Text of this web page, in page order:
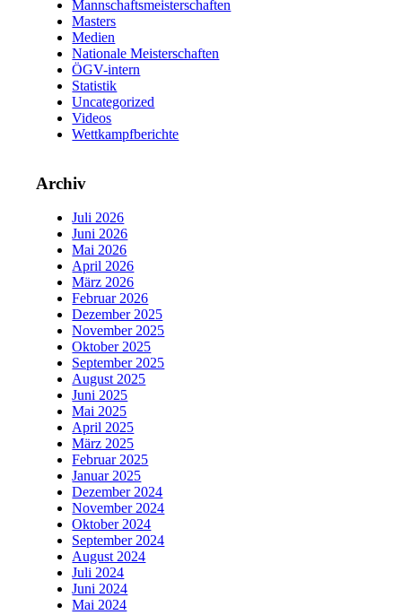
Mannschaftsmeisterschaften
Masters
Medien
Nationale Meisterschaften
ÖGV-intern
Statistik
Uncategorized
Videos
Wettkampfberichte
Archiv
Juli 2026
Juni 2026
Mai 2026
April 2026
März 2026
Februar 2026
Dezember 2025
November 2025
Oktober 2025
September 2025
August 2025
Juni 2025
Mai 2025
April 2025
März 2025
Februar 2025
Januar 2025
Dezember 2024
November 2024
Oktober 2024
September 2024
August 2024
Juli 2024
Juni 2024
Mai 2024